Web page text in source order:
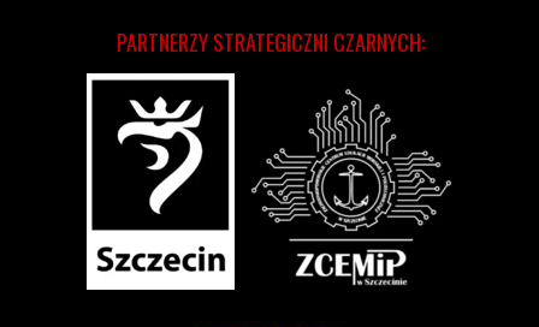
PARTNERZY STRATEGICZNI CZARNYCH: